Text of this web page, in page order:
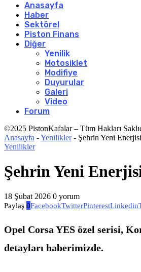
Anasayfa
Haber
Sektörel
Piston Finans
Diğer
Yenilik
Motosiklet
Modifiye
Duyurular
Galeri
Video
Forum
©2025 PistonKafalar – Tüm Hakları
Anasayfa -Yenilikler- Şehrin Yeni
Yenilikler
Şehrin Yeni
18 Şubat 2026 0 yorum
Paylaş 0FacebookTwitterPinterestLinkedin
Opel Corsa YES özel serisi,
detayları haberimizde.